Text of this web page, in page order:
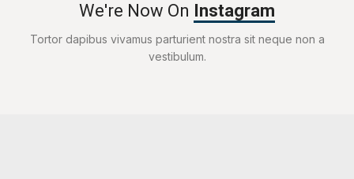
We're Now On Instagram
Tortor dapibus vivamus parturient nostra sit neque non a
vestibulum.